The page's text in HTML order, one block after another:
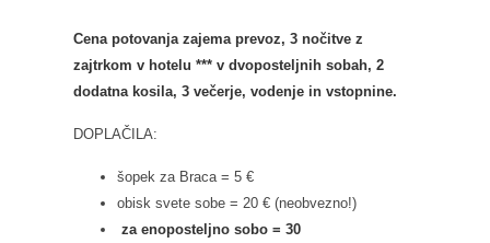
Cena potovanja zajema prevoz, 3 nočitve z
zajtrkom v hotelu *** v dvoposteljnih sobah, 2
dodatna kosila, 3 večerje, vodenje in vstopnine.
DOPLAČILA:
šopek za Braca = 5 €
obisk svete sobe = 20 € (neobvezno!)
za enoposteljno sobo = 30